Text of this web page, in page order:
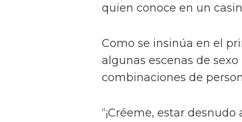
quien conoce en un
Como se insinúa en el
algunas escenas de
combinaciones de
“¡Créeme, estar